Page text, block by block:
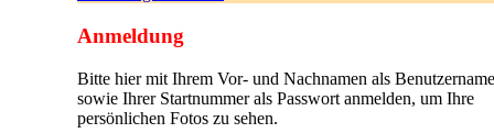
Anmeldung
Bitte hier mit Ihrem Vor- und Nachnamen als
sowie Ihrer Startnummer als Passwort anmelden, um Ihre
persönlichen Fotos zu sehen.